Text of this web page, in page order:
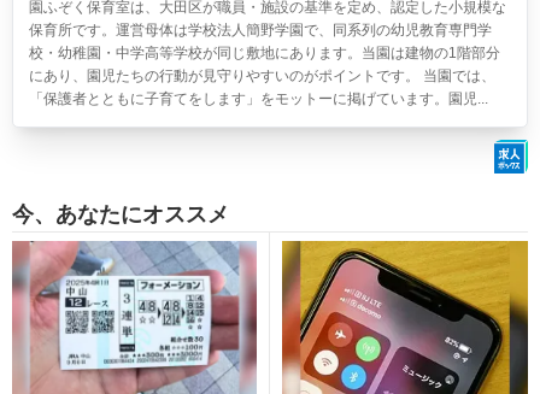
園ふぞく保育室は、大田区が職員・施設の基準を定め、認定した小規模な
保育所です。運営母体は学校法人簡野学園で、同系列の幼児教育専門学
校・幼稚園・中学高等学校が同じ敷地にあります。当園は建物の1階部分
にあり、園児たちの行動が見守りやすいのがポイントです。 当園では、
「保護者とともに子育てをします」をモットーに掲げています。園児...
今、あなたにオススメ